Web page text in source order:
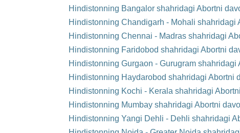
Hindistonning Bangalor shahridagi Abortni
Hindistonning Chandigarh - Mohali
Hindistonning Chennai - Madras shahridagi
Hindistonning Faridobod shahridagi Abortni
Hindistonning Gurgaon - Gurugram
Hindistonning Haydarobod shahridagi Abortni
Hindistonning Kochi - Kerala shahridagi
Hindistonning Mumbay shahridagi Abortni
Hindistonning Yangi Dehli - Dehli shahridagi